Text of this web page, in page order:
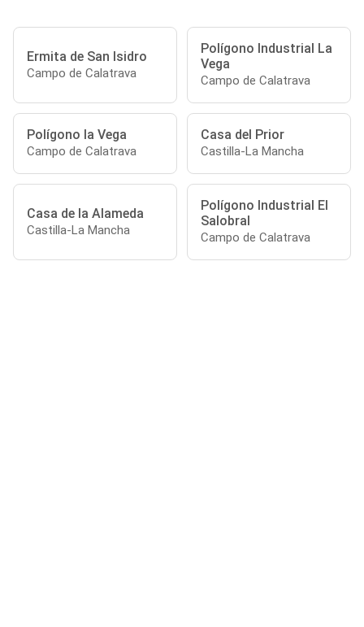
Ermita de San Isidro
Campo de Calatrava
Polígono Industrial La
Vega
Campo de Calatrava
Polígono la Vega
Campo de Calatrava
Casa del Prior
Castilla-La Mancha
Casa de la Alameda
Castilla-La Mancha
Polígono Industrial El
Salobral
Campo de Calatrava